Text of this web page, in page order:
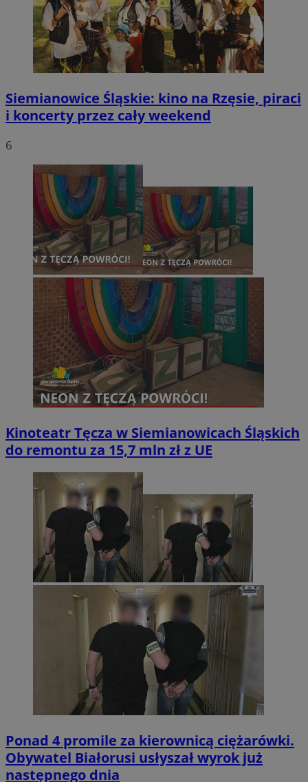
Siemianowice Śląskie: kino na Rzęsie, piraci
i koncerty przez cały weekend
6
Kinoteatr Tęcza w Siemianowicach Śląskich
do remontu za 15,7 mln zł z UE
Ponad 4 promile za kierownicą ciężarówki.
Obywatel Białorusi usłyszał wyrok już
następnego dnia